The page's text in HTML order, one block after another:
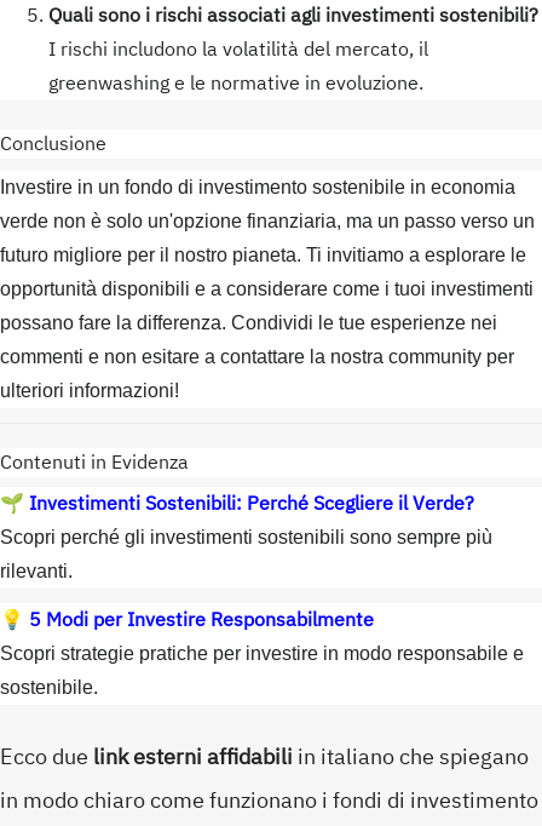
Quali sono i rischi associati agli investimenti sostenibili?
I rischi includono la volatilità del mercato, il
greenwashing e le normative in evoluzione.
Conclusione
Investire in un fondo di investimento sostenibile in economia
verde non è solo un'opzione finanziaria, ma un passo verso un
futuro migliore per il nostro pianeta. Ti invitiamo a esplorare le
opportunità disponibili e a considerare come i tuoi investimenti
possano fare la differenza. Condividi le tue esperienze nei
commenti e non esitare a contattare la nostra community per
ulteriori informazioni!
Contenuti in Evidenza
🌱 Investimenti Sostenibili: Perché Scegliere il Verde?
Scopri perché gli investimenti sostenibili sono sempre più
rilevanti.
💡 5 Modi per Investire Responsabilmente
Scopri strategie pratiche per investire in modo responsabile e
sostenibile.
Ecco due link esterni affidabili in italiano che spiegano
in modo chiaro come funzionano i fondi di investimento